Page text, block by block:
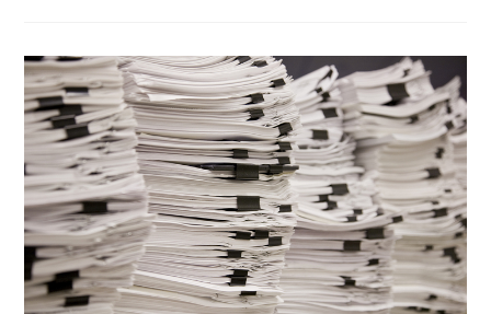
Los
Datos
De
Su
Campaña
En
Contra
De
La
Empresa